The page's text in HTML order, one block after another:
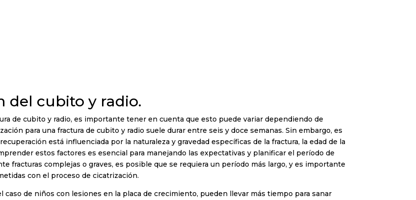
del cubito y radio.
de cubito y radio, es importante tener en cuenta que esto puede variar dependiendo de
para una fractura de cubito y radio suele durar entre seis y doce semanas. Sin embargo, es
está influenciada por la naturaleza y gravedad específicas de la fractura, la edad de la
estos factores es esencial para manejando las expectativas y planificar el período de
fracturas complejas o graves, es posible que se requiera un período más largo, y es importante
con el proceso de cicatrización.
caso de niños con lesiones en la placa de crecimiento, pueden llevar más tiempo para sanar